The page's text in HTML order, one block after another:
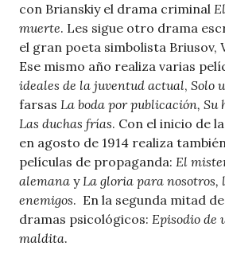
con Brianskiy el drama criminal
muerte. Les sigue otro drama
el gran poeta simbolista Briusov,
Ese mismo año realiza varias
ideales de la juventud actual, Solo
farsas La boda por publicación, Su
Las duchas frías. Con el inicio de
en agosto de 1914 realiza
películas de propaganda: El
alemana yLa gloria para nosotros,
enemigos. En la segunda mitad
dramas psicológicos: Episodio de
maldita.